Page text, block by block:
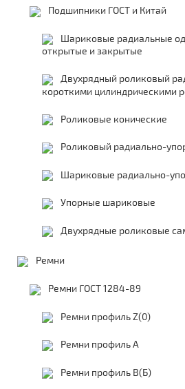
Подшипники ГОСТ и Китай
Шариковые радиальные
открытые и закрытые
Двухрядный роликовый
короткими цилиндрическими
Роликовые конические
Роликовый радиально-
Шариковые радиально-
Упорные шариковые
Двухрядные роликовые
Ремни
Ремни ГОСТ 1284-89
Ремни профиль Z(0)
Ремни профиль А
Ремни профиль В(Б)